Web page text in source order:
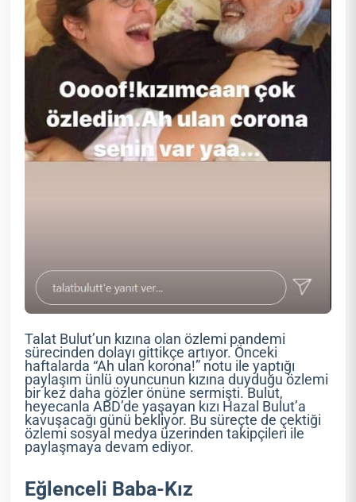
Talat Bulut’un kızına olan özlemi pandemi
sürecinden dolayı gittikçe artıyor. Önceki
haftalarda “Ah ulan korona!” notu ile yaptığı
paylaşım ünlü oyuncunun kızına duyduğu özlemi
bir kez daha gözler önüne sermişti. Bulut,
heyecanla ABD’de yaşayan kızı Hazal Bulut’a
kavuşacağı günü bekliyor. Bu süreçte de çektiği
özlemi sosyal medya üzerinden takipçileri ile
paylaşmaya devam ediyor.
Eğlenceli Baba-Kız